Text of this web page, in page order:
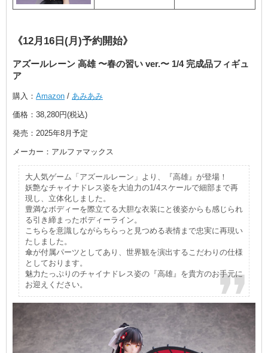
《12月16日(月)予約開始》
アズールレーン 高雄 〜春の習い ver.〜 1/4 完成品フィギュ
ア
購入： Amazon / あみあみ
価格：38,280円(税込)
発売：2025年8月予定
メーカー：アルファマックス
大人気ゲーム「アズールレーン」より、『高雄』が登場！
妖艶なチャイナドレス姿を大迫力の1/4スケールで細部まで再
現し、立体化しました。
豊満なボディーを際立てる大胆な衣装にと後姿からも感じられ
る引き締まったボディーライン。
こちらを意識しながらちらっと見つめる表情まで忠実に再現い
たしました。
傘が付属パーツとしてあり、世界観を演出するこだわりの仕様
としております。
魅力たっぷりのチャイナドレス姿の『高雄』を貴方のお手元に
お迎えください。